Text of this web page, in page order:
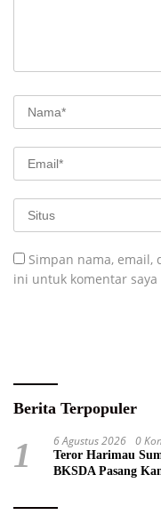
Simpan nama, email,
ini untuk komentar
Berita Terpopuler
1 6 Agustus 2026 0
Teror Harimau
BKSDA Pasang